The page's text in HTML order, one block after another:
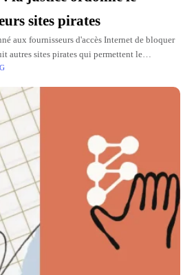
sites pirates
aux fournisseurs d'accès Internet de bloquer
autres sites pirates qui permettent le
et de séries. Le blocage